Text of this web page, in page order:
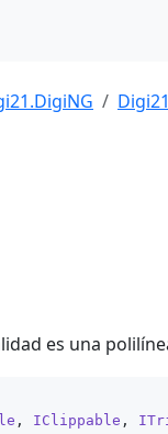
es una
, IClippable ,